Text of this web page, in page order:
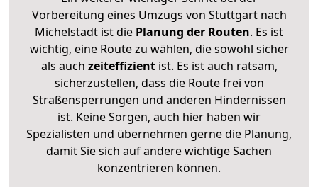
Vorbereitung eines Umzugs von Stuttgart nach
Michelstadt ist die Planung der Routen. Es ist
wichtig, eine Route zu wählen, die sowohl sicher
als auch zeiteffizientist. Es ist auch ratsam,
sicherzustellen, dass die Route frei von
Straßensperrungen und anderen Hindernissen
ist. Keine Sorgen, auch hier haben wir
Spezialisten und übernehmen gerne die Planung,
damit Sie sich auf andere wichtige Sachen
konzentrieren können.